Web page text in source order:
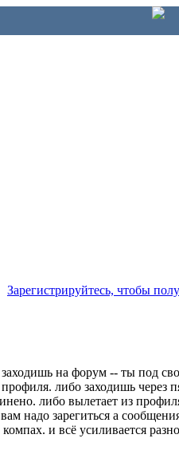
Зарегистрируйтесь, чтобы
заходишь на форум -- ты под
либо заходишь через
либо вылетает из
надо зарегиться а
и всё усиливается